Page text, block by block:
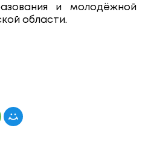
и молодёжной
области.